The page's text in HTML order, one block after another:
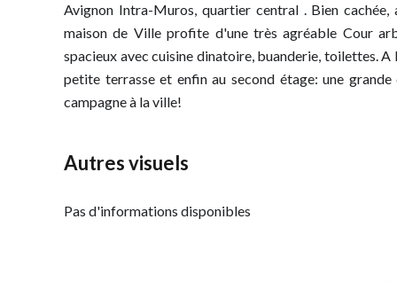
Avignon Intra-Muros, quartier central . Bien
maison de Ville profite d'une très agréable Cour
spacieux avec cuisine dinatoire, buanderie, toilettes.
petite terrasse et enfin au second étage: une
campagne à la ville!
Autres visuels
Pas d'informations disponibles